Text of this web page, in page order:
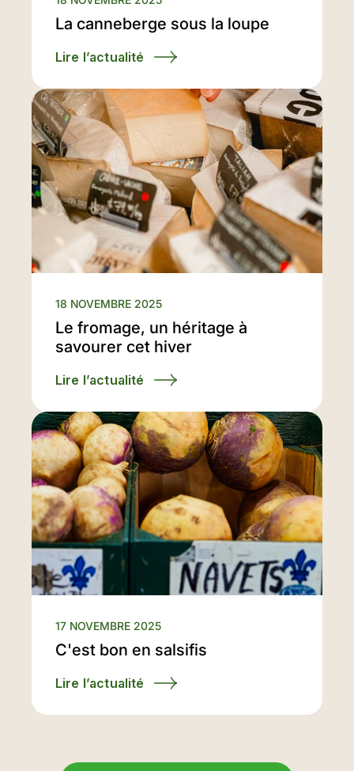
La canneberge sous la loupe
Lire l’actualité
18 NOVEMBRE 2025
Le fromage, un héritage à
savourer cet hiver
Lire l’actualité
17 NOVEMBRE 2025
C'est bon en salsifis
Lire l’actualité